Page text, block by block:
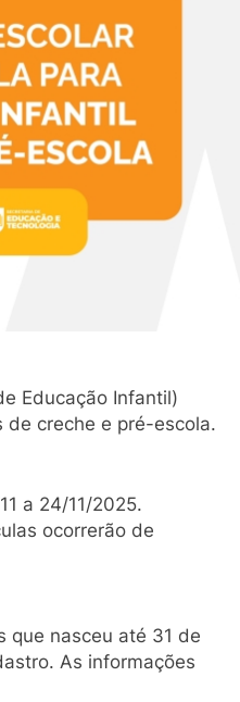
Educação Infantil)
de creche e pré-escola.
a 24/11/2025.
ocorrerão de
que nasceu até 31 de
As informações